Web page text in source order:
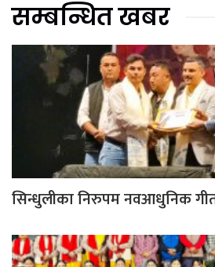
सम्बन्धित खबर
सिन्धुलीका निरुपम नवआधुनिक